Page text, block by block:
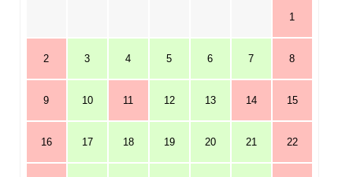
1
2 3 4 5 6 7 8
9 10 11 12 13 14 15
16 17 18 19 20 21 22